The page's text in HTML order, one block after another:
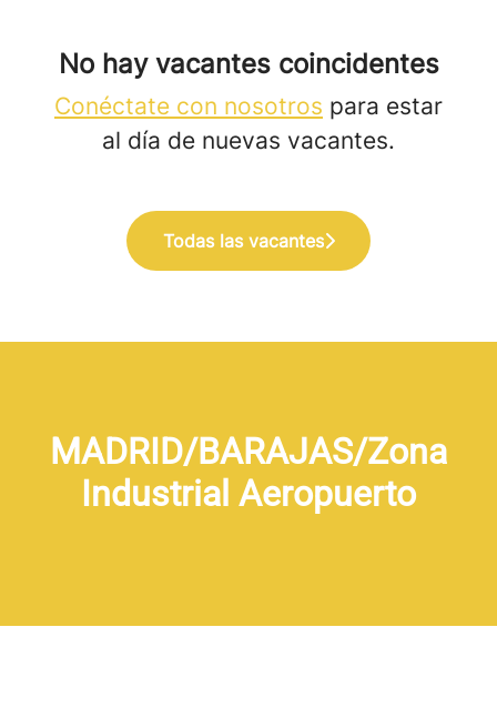
No hay vacantes coincidentes
Conéctate con nosotros para estar
al día de nuevas vacantes.
Todas las vacantes
MADRID/BARAJAS/Zona
Industrial Aeropuerto